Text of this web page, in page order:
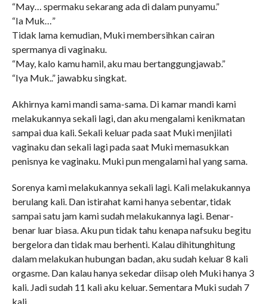
“May… spermaku sekarang ada di dalam punyamu.”
“Ia Muk…”
Tidak lama kemudian, Muki membersihkan cairan
spermanya di vaginaku.
“May, kalo kamu hamil, aku mau bertanggungjawab.”
“Iya Muk..” jawabku singkat.
Akhirnya kami mandi sama-sama. Di kamar mandi kami
melakukannya sekali lagi, dan aku mengalami kenikmatan
sampai dua kali. Sekali keluar pada saat Muki menjilati
vaginaku dan sekali lagi pada saat Muki memasukkan
penisnya ke vaginaku. Muki pun mengalami hal yang sama.
Sorenya kami melakukannya sekali lagi. Kali melakukannya
berulang kali. Dan istirahat kami hanya sebentar, tidak
sampai satu jam kami sudah melakukannya lagi. Benar-
benar luar biasa. Aku pun tidak tahu kenapa nafsuku begitu
bergelora dan tidak mau berhenti. Kalau dihitunghitung
dalam melakukan hubungan badan, aku sudah keluar 8 kali
orgasme. Dan kalau hanya sekedar diisap oleh Muki hanya 3
kali. Jadi sudah 11 kali aku keluar. Sementara Muki sudah 7
kali.